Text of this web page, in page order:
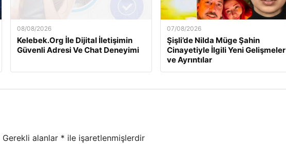
08/08/2026
Kelebek.Org İle Dijital İletişimin
Güvenli Adresi Ve Chat Deneyimi
07/08/2026
Şişli’de Nilda Müge Şahin
Cinayetiyle İlgili Yeni Gelişmeler
ve Ayrıntılar
Gerekli alanlar * ile işaretlenmişlerdir